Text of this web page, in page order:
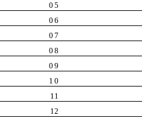
05
06
07
08
09
10
11
12